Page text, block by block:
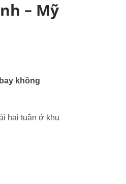
– Mỹ
không
hai tuần ở khu